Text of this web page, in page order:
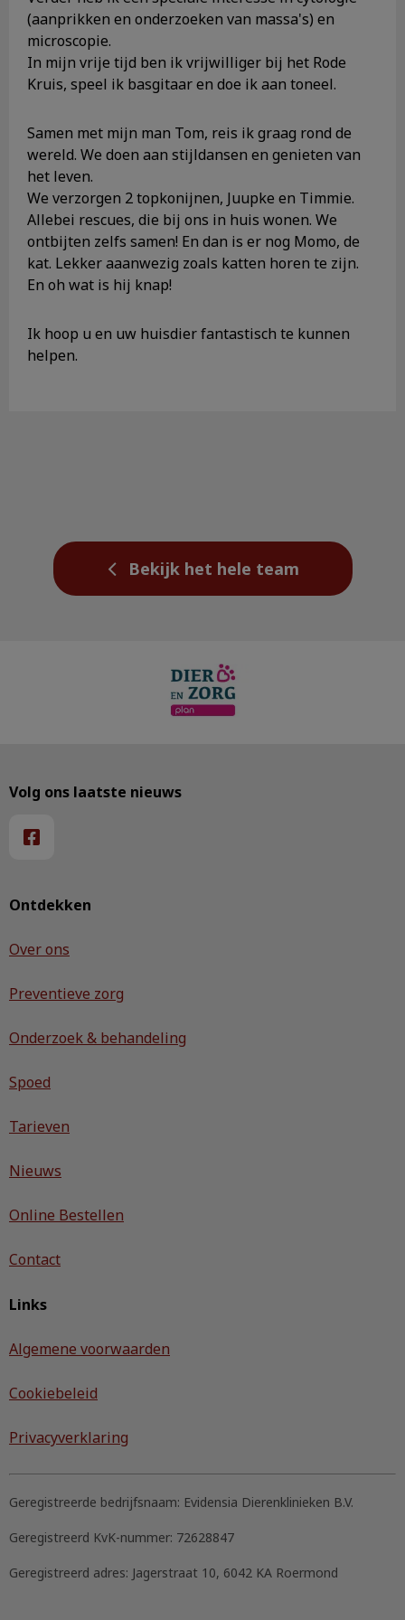
(aanprikken en onderzoeken van massa's) en
microscopie.
In mijn vrije tijd ben ik vrijwilliger bij het Rode
Kruis, speel ik basgitaar en doe ik aan toneel.
Samen met mijn man Tom, reis ik graag rond de
wereld. We doen aan stijldansen en genieten van
het leven.
We verzorgen 2 topkonijnen, Juupke en Timmie.
Allebei rescues, die bij ons in huis wonen. We
ontbijten zelfs samen! En dan is er nog Momo, de
kat. Lekker aaanwezig zoals katten horen te zijn.
En oh wat is hij knap!
Ik hoop u en uw huisdier fantastisch te kunnen
helpen.
Bekijk het hele team
Ontdekken
Over ons
Preventieve zorg
Onderzoek & behandeling
Spoed
Tarieven
Nieuws
Online Bestellen
Contact
Links
Algemene voorwaarden
Cookiebeleid
Privacyverklaring
Volg ons laatste nieuws
Geregistreerde bedrijfsnaam: Evidensia Dierenklinieken B.V.
Geregistreerd KvK-nummer: 72628847
Geregistreerd adres: Jagerstraat 10, 6042 KA Roermond